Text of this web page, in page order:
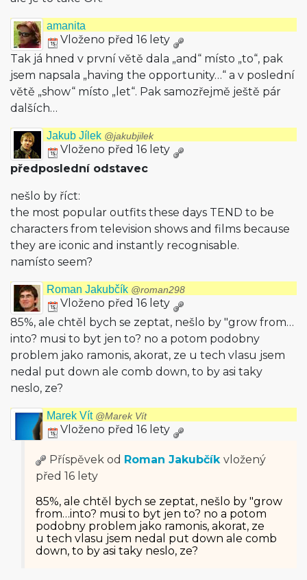
amanita
Vloženo před 16 lety
Tak já hned v první větě dala „and“ místo „to“, pak
jsem napsala „having the opportunity…“ a v poslední
větě „show“ místo „let“. Pak samozřejmě ještě pár
dalších…
Jakub Jílek @jakubjilek
Vloženo před 16 lety
předposlední odstavec
nešlo by říct:
the most popular outfits these days TEND to be
characters from television shows and films because
they are iconic and instantly recognisable.
namísto seem?
Roman Jakubčík @roman298
Vloženo před 16 lety
85%, ale chtěl bych se zeptat, nešlo by "grow from…
into? musi to byt jen to? no a potom podobny
problem jako ramonis, akorat, ze u tech vlasu jsem
nedal put down ale comb down, to by asi taky
neslo, ze?
Marek Vít @Marek Vít
Vloženo před 16 lety
Příspěvek od Roman Jakubčík vložený
před 16 lety
85%, ale chtěl bych se zeptat, nešlo by "grow
from…into? musi to byt jen to? no a potom
podobny problem jako ramonis, akorat, ze
u tech vlasu jsem nedal put down ale comb
down, to by asi taky neslo, ze?